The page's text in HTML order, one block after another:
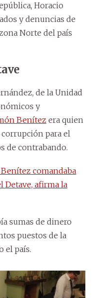
Horacio
y denuncias de
Norte del país
de la Unidad
y
Benítez era quien
para el
de contrabando.
comandaba
Detave, afirma la
sumas de dinero
puestos de la
el país.